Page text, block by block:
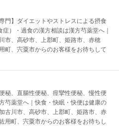
門】ダイエットやストレスによる摂食
）・過食の漢方相談は漢方芍薬堂へ｜
市、高砂市、上郡町、姫路市、赤穂
町、宍粟市からのお客様をお待ちして
秘、直腸性便秘、痙攣性便秘、慢性便
芍薬堂へ｜快食・快眠・快便は健康の
古川市、高砂市、上郡町、姫路市、赤
用町、宍粟市からのお客様をお待ちし